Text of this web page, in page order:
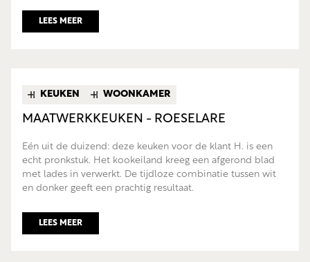
LEES MEER
KEUKEN WOONKAMER
MAATWERKKEUKEN - ROESELARE
Eén uit de duizend: deze keuken voor de klant H. is een
echt pronkstuk. Het kookeiland kreeg een afgerond blad
met lades in verwerkt. De tijdloze combinatie tussen wit
en donker geeft een prachtig resultaat.
LEES MEER